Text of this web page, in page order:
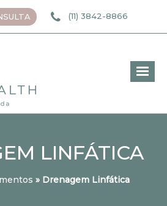
(11) 3842-8866
LINFÁTICA
» Drenagem Linfática